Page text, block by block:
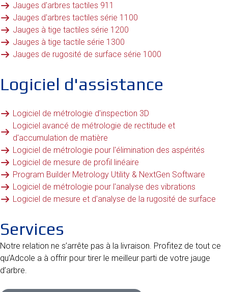
Jauges d'arbres tactiles 911
Jauges d'arbres tactiles série 1100
Jauges à tige tactiles série 1200
Jauges à tige tactile série 1300
Jauges de rugosité de surface série 1000
Logiciel d'assistance
Logiciel de métrologie d'inspection 3D
Logiciel avancé de métrologie de rectitude et
d'accumulation de matière
Logiciel de métrologie pour l'élimination des aspérités
Logiciel de mesure de profil linéaire
Program Builder Metrology Utility & NextGen Software
Logiciel de métrologie pour l'analyse des vibrations
Logiciel de mesure et d'analyse de la rugosité de surface
Services
Notre relation ne s’arrête pas à la livraison. Profitez de tout ce
qu’Adcole a à offrir pour tirer le meilleur parti de votre jauge
d’arbre.